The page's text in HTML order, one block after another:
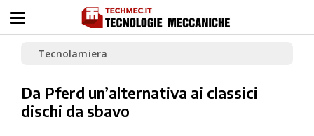
Tecnolamiera
Da Pferd un’alternativa ai classici
dischi da sbavo